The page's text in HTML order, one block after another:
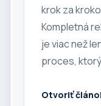
krok za
Kompletná
je viac než
proces,
Otvoriť